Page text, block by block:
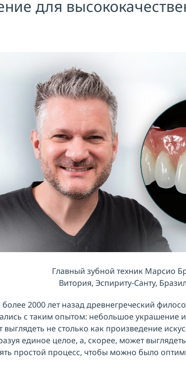
для
Главный зубной техник Марсио
Витория, Эспириту-Санту,
более 2000 лет назад древнегреческий
с таким опытом: небольшое
не столько как произведение
единое целое, а, скорее, может
простой процесс, чтобы можно было